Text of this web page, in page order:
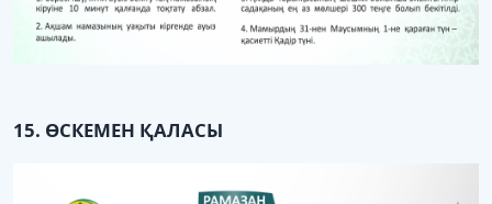
15. ӨСКЕМЕН ҚАЛАСЫ